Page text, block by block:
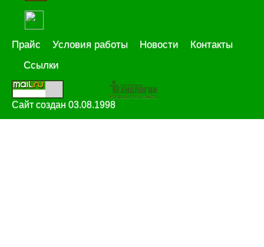
Прайс Условия работы Новости
Контакты
Ссылки
Разработка сайта
Сайт создан 03.08.1998